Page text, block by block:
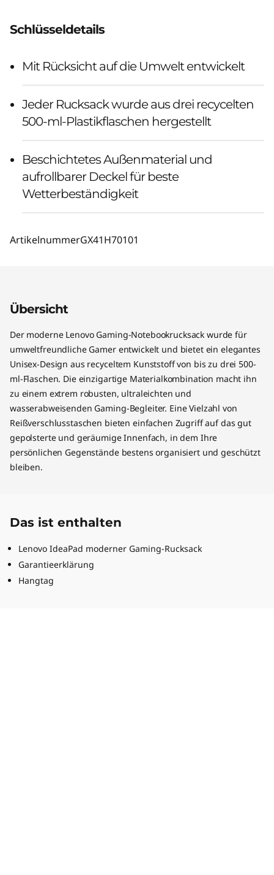
Schlüsseldetails
Mit Rücksicht auf die Umwelt entwickelt
Jeder Rucksack wurde aus drei recycelten
500-ml-Plastikflaschen hergestellt
Beschichtetes Außenmaterial und
aufrollbarer Deckel für beste
Wetterbeständigkeit
ArtikelnummerGX41H70101
Übersicht
Der moderne Lenovo Gaming-Notebookrucksack wurde für
umweltfreundliche Gamer entwickelt und bietet ein elegantes
Unisex-Design aus recyceltem Kunststoff von bis zu drei 500-
ml-Flaschen. Die einzigartige Materialkombination macht ihn
zu einem extrem robusten, ultraleichten und
wasserabweisenden Gaming-Begleiter. Eine Vielzahl von
Reißverschlusstaschen bieten einfachen Zugriff auf das gut
gepolsterte und geräumige Innenfach, in dem Ihre
persönlichen Gegenstände bestens organisiert und geschützt
bleiben.
Das ist enthalten
Lenovo IdeaPad moderner Gaming-Rucksack
Garantieerklärung
Hangtag